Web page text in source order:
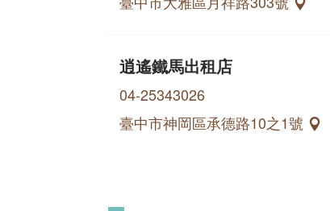
逍遙鐵馬出租店
04-25343026
臺中市神岡區承德路10之1號